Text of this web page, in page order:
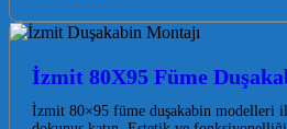
İzmit 80X95 Füme
İzmit 80×95 füme duşakabin modelleri